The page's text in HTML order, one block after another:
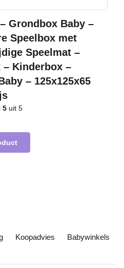
Grondbox Baby –
Speelbox met
Speelmat –
– Kinderbox –
– 125x125x65
5 uit 5
Koopadvies Babywinkels